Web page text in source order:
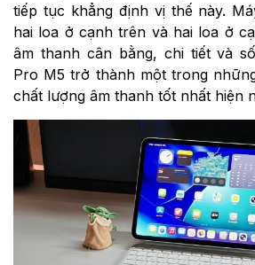
tiếp tục khẳng định vị thế này.
hai loa ở cạnh trên và hai loa ở
âm thanh cân bằng, chi tiết và
Pro M5 trở thành một trong
chất lượng âm thanh tốt nhất hiện